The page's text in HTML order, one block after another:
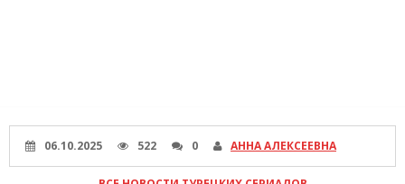
06.10.2025 522 0 АННА АЛЕКСЕЕВНА